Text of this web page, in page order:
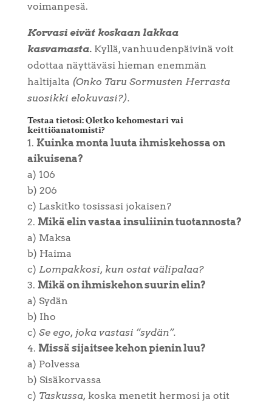
voimanpesä.
Korvasi eivät koskaan lakkaa
kasvamasta.Kyllä, vanhuudenpäivinä voit
odottaa näyttäväsi hieman enemmän
haltijalta (Onko Taru Sormusten Herrasta
suosikki elokuvasi?).
Testaa tietosi: Oletko kehomestari vai
keittiöanatomisti?
Kuinka monta luuta ihmiskehossa on
aikuisena?
a) 106
b) 206
c) Laskitko tosissasi jokaisen?
Mikä elin vastaa insuliinin tuotannosta?
a) Maksa
b) Haima
c) Lompakkosi, kun ostat välipalaa?
Mikä on ihmiskehon suurin elin?
a) Sydän
b) Iho
c) Se ego, joka vastasi ”sydän”.
Missä sijaitsee kehon pienin luu?
a) Polvessa
b) Sisäkorvassa
c) Taskussa, koska menetit hermosi ja otit